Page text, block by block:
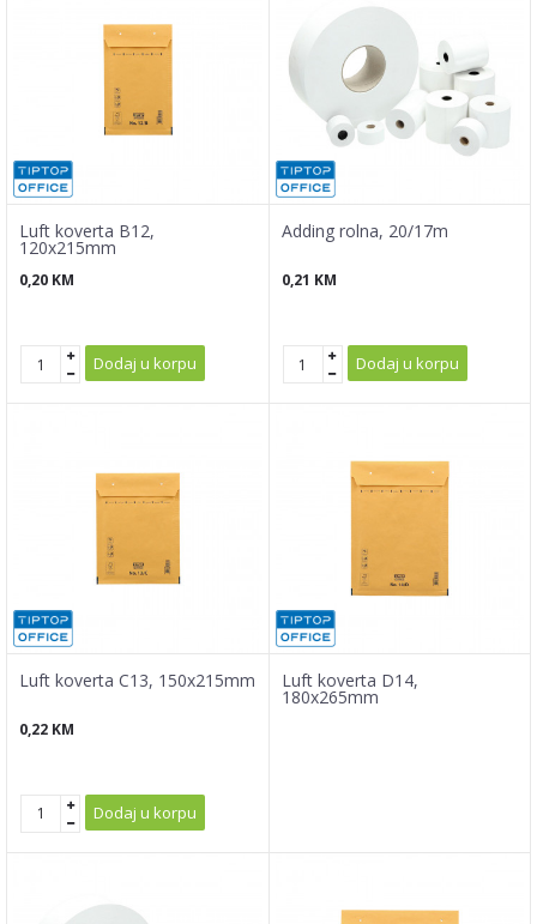
Luft koverta B12,
120x215mm
0,20 KM
Dodaj u korpu
Adding rolna, 20/17m
0,21 KM
Dodaj u korpu
Luft koverta C13, 150x215mm
0,22 KM
Dodaj u korpu
Luft koverta D14,
180x265mm